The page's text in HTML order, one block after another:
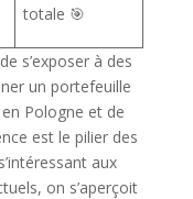
totale 🎯
s’exposer à des
un portefeuille
Pologne et de
est le pilier des
aux
on s’aperçoit